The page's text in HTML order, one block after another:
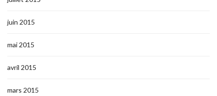
juin 2015
mai 2015
avril 2015
mars 2015